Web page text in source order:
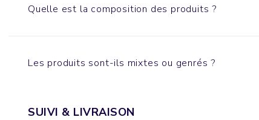
Quelle est la composition des produits ?
Les produits sont-ils mixtes ou genrés ?
SUIVI & LIVRAISON